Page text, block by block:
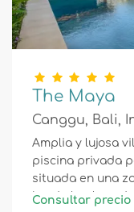
The Maya
Canggu, Bali,
Amplia y lujosa
piscina privada
situada en una
km de la playa de
Consultar precio